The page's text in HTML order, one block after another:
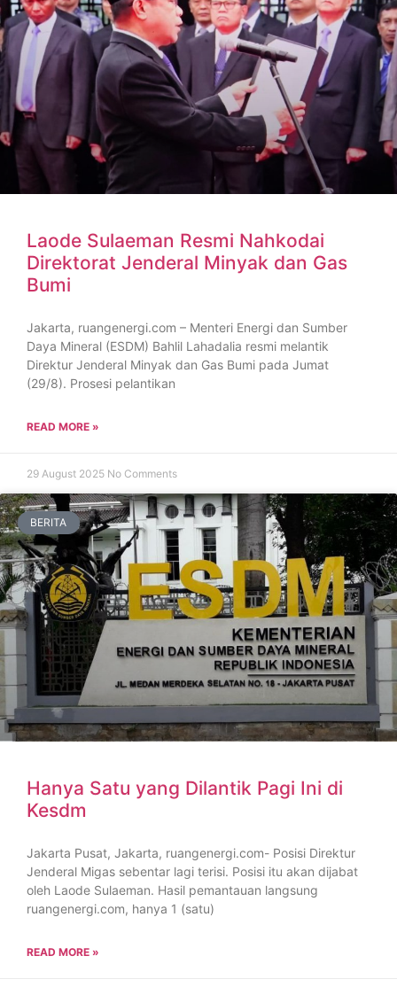
Laode Sulaeman Resmi Nahkodai
Direktorat Jenderal Minyak dan Gas
Bumi
Jakarta, ruangenergi.com – Menteri Energi dan Sumber
Daya Mineral (ESDM) Bahlil Lahadalia resmi melantik
Direktur Jenderal Minyak dan Gas Bumi pada Jumat
(29/8). Prosesi pelantikan
READ MORE »
29 August 2025 No Comments
BERITA
Hanya Satu yang Dilantik Pagi Ini di
Kesdm
Jakarta Pusat, Jakarta, ruangenergi.com- Posisi Direktur
Jenderal Migas sebentar lagi terisi. Posisi itu akan dijabat
oleh Laode Sulaeman. Hasil pemantauan langsung
ruangenergi.com, hanya 1 (satu)
READ MORE »